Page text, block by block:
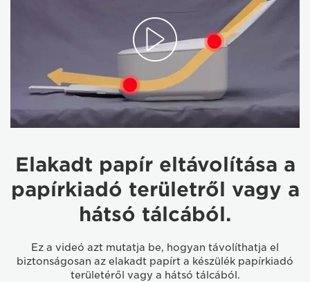
Elakadt papír eltávolítása a
papírkiadó területről vagy a
hátsó tálcából.
Ez a videó azt mutatja be, hogyan távolíthatja el
biztonságosan az elakadt papírt a készülék papírkiadó
területéről vagy a hátsó tálcából.